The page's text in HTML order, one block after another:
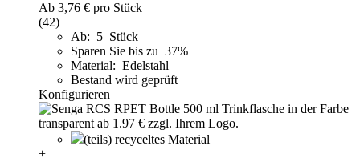
Ab 3,76 € pro Stück
(42)
Ab: 5 Stück
Sparen Sie bis zu 37%
Material: Edelstahl
Bestand wird geprüft
Konfigurieren
(teils) recyceltes Material
+